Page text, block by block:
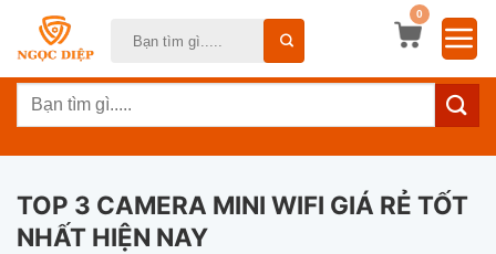
dung
0
Tìm
TOP 3 CAMERA MINI WIFI GIÁ RẺ TỐT
NHẤT HIỆN NAY